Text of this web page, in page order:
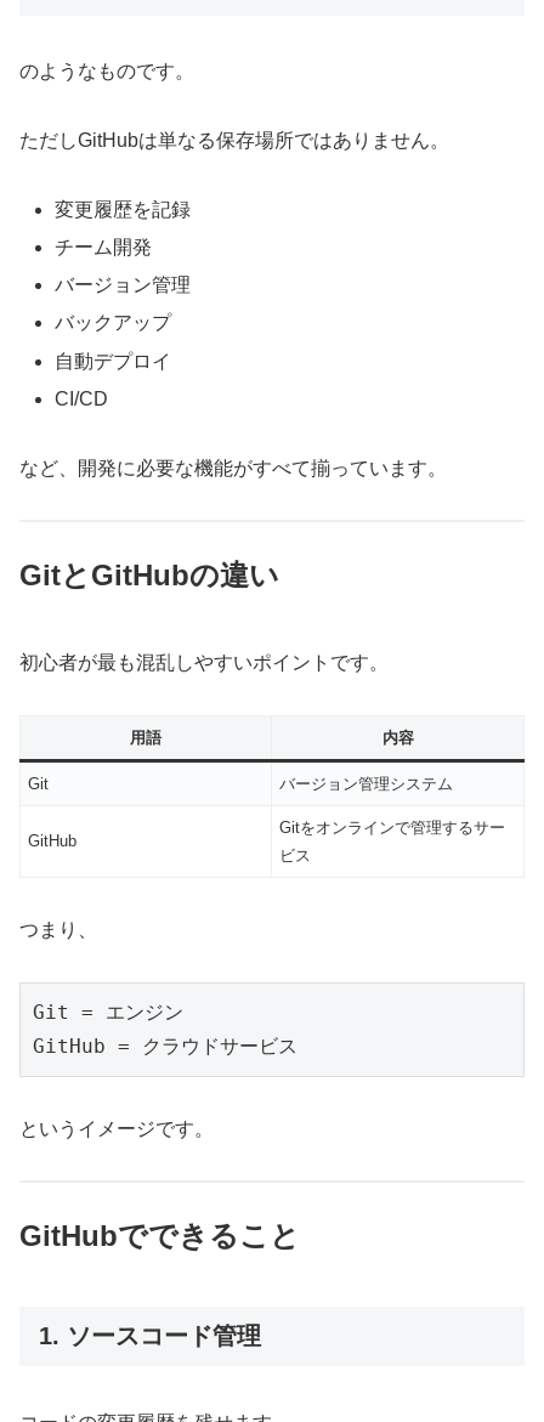
のようなものです。
ただしGitHubは単なる保存場所ではありません。
変更履歴を記録
チーム開発
バージョン管理
バックアップ
自動デプロイ
CI/CD
など、開発に必要な機能がすべて揃っています。
GitとGitHubの違い
初心者が最も混乱しやすいポイントです。
用語 内容
Git バージョン管理システム
GitHub
Gitをオンラインで管理するサー
ビス
つまり、
Git = エンジン
GitHub = クラウドサービス
というイメージです。
GitHubでできること
1. ソースコード管理